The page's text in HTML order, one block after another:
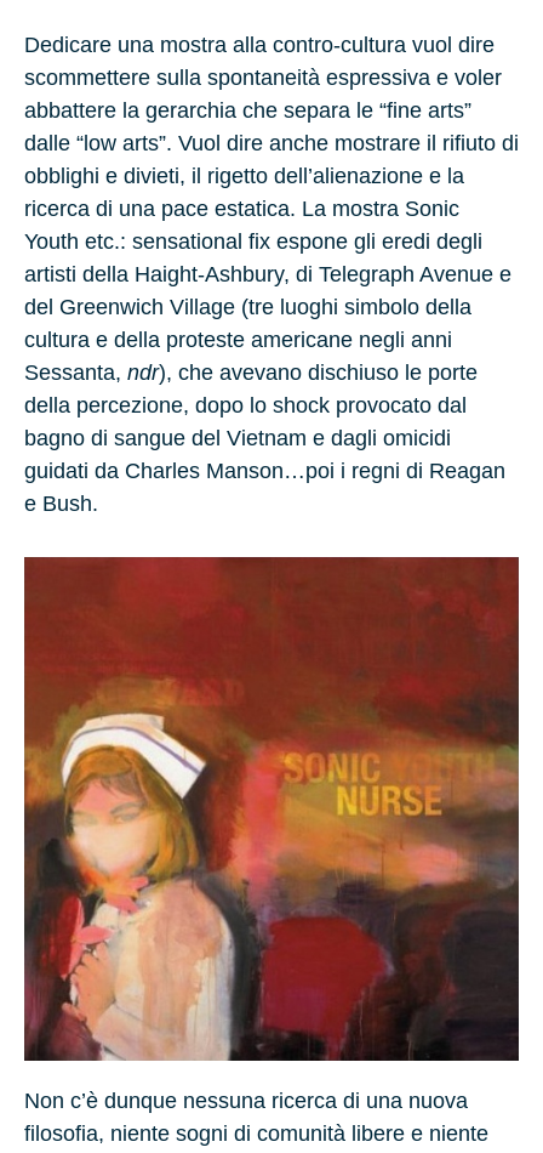
Dedicare una mostra alla contro-cultura vuol dire
scommettere sulla spontaneità espressiva e voler
abbattere la gerarchia che separa le “fine arts”
dalle “low arts”. Vuol dire anche mostrare il rifiuto di
obblighi e divieti, il rigetto dell’alienazione e la
ricerca di una pace estatica. La mostra Sonic
Youth etc.: sensational fix espone gli eredi degli
artisti della Haight-Ashbury, di Telegraph Avenue e
del Greenwich Village (tre luoghi simbolo della
cultura e della proteste americane negli anni
Sessanta, ndr), che avevano dischiuso le porte
della percezione, dopo lo shock provocato dal
bagno di sangue del Vietnam e dagli omicidi
guidati da Charles Manson…poi i regni di Reagan
e Bush.
Non c’è dunque nessuna ricerca di una nuova
filosofia, niente sogni di comunità libere e niente